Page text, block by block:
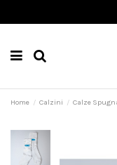
Home Calzini Calze